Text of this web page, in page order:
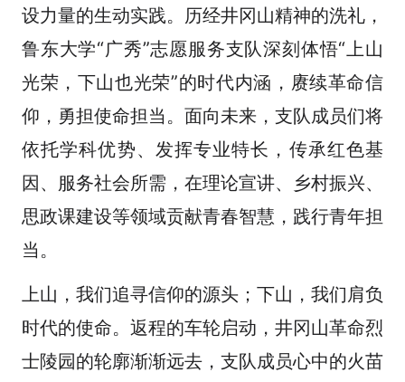
设力量的生动实践。历经井冈山精神的洗礼，
鲁东大学“广秀”志愿服务支队深刻体悟“上山
光荣，下山也光荣”的时代内涵，赓续革命信
仰，勇担使命担当。面向未来，支队成员们将
依托学科优势、发挥专业特长，传承红色基
因、服务社会所需，在理论宣讲、乡村振兴、
思政课建设等领域贡献青春智慧，践行青年担
当。
上山，我们追寻信仰的源头；下山，我们肩负
时代的使命。返程的车轮启动，井冈山革命烈
士陵园的轮廓渐渐远去，支队成员心中的火苗